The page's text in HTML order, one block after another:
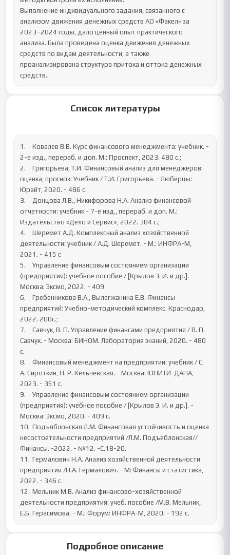
Выполнение индивидуального задания, связанного с
анализом движения денежных средств АО «Факел» за
2023–2024 годы, дало ценный опыт практического
анализа. Была проведена оценка движения денежных
средств по видам деятельности, а также
проанализирована структура притока и оттока денежных
средств.
Список литературы
1.	Ковалев В.В. Курс финансового менеджмента: учебник. -
2-е изд., перераб. и доп. М.: Проспект, 2023. 480 с.;
2.	Григорьева, Т.И. Финансовый анализ для менеджеров:
оценка, прогноз: Учебник / Т.И. Григорьева. - Люберцы:
Юрайт, 2020. - 486 c.
3.	Донцова Л.В., Никифорова Н.А. Анализ финансовой
отчетности: учебник - 7-е изд., перераб. и доп. М.:
Издательство «Дело и Сервис», 2022. 384 с.;
4.	Шеремет А.Д. Комплексный анализ хозяйственной
деятельности: учебник / А.Д. Шеремет. - М.: ИНФРА-М,
2021. - 415 с
5.	Управление финансовым состоянием организации
(предприятия): учебное пособие / [Крылов Э. И. и др.]. -
Москва: Эксмо, 2022. - 409
6.	Гребенникова В.А., Вылегжанина Е.В. Финансы
предприятий: Учебно-методический комплекс. Краснодар,
2022. 200с.;
7.	Савчук, В. П. Управление финансами предприятия / В. П.
Савчук. - Москва: БИНОМ. Лаборатория знаний, 2020. - 480
с.
8.	Финансовый менеджмент на предприятии: учебник / С.
А. Сироткин, Н. Р. Кельчевская. - Москва: ЮНИТИ-ДАНА,
2023. - 351 с.
9.	Управление финансовым состоянием организации
(предприятия): учебное пособие / [Крылов Э. И. и др.]. -
Москва: Эксмо, 2020. - 409 с.
10.	Подъяблонская Л.М. Финансовая устойчивость и оценка
несостоятельности предприятий /Л.М. Подъяблонская//
Финансы. -2022. - №12. -С.18-20.
11.	Гермалович Н.А. Анализ хозяйственной деятельности
предприятия /Н.А. Гермалович. - М: Финансы и статистика,
2022. - 346 с.
12.	Мельник М.В. Анализ финансово-хозяйственной
деятельности предприятия: учеб. пособие /М.В. Мельник,
Е.Б. Герасимова. - М.: Форум: ИНФРА-М, 2020. - 192 с.
Подробное описание